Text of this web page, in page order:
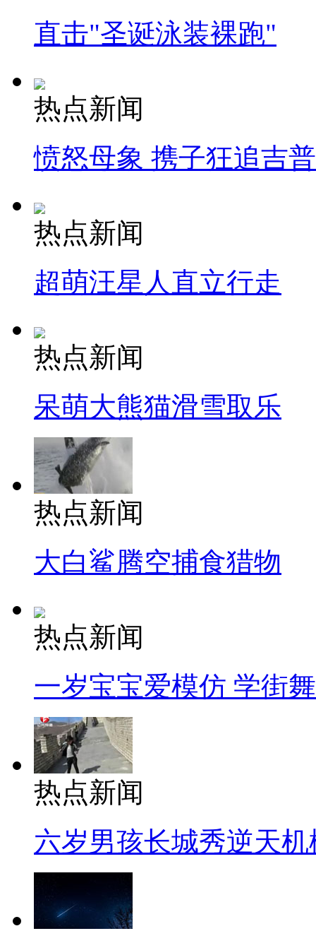
直击"圣诞泳装裸跑"
热点新闻
愤怒母象 携子狂追吉
热点新闻
超萌汪星人直立行走
热点新闻
呆萌大熊猫滑雪取乐
热点新闻
大白鲨腾空捕食猎物
热点新闻
一岁宝宝爱模仿 学街
热点新闻
六岁男孩长城秀逆天机